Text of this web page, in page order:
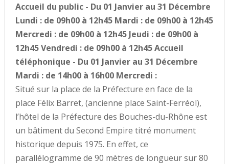
Accueil du public - Du 01 Janvier au 31 Décembre
Lundi : de 09h00 à 12h45 Mardi : de 09h00 à 12h45
Mercredi : de 09h00 à 12h45 Jeudi : de 09h00 à
12h45 Vendredi : de 09h00 à 12h45 Accueil
téléphonique - Du 01 Janvier au 31 Décembre
Mardi : de 14h00 à 16h00 Mercredi :
Situé sur la place de la Préfecture en face de la
place Félix Barret, (ancienne place Saint-Ferréol),
l’hôtel de la Préfecture des Bouches-du-Rhône est
un bâtiment du Second Empire titré monument
historique depuis 1975. En effet, ce
parallélogramme de 90 mètres de longueur sur 80